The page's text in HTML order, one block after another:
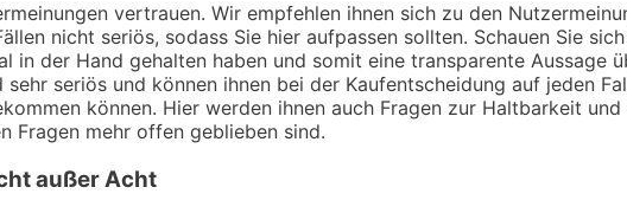
vertrauen. Wir empfehlen ihnen sich zu den
nicht seriös, sodass Sie hier aufpassen sollten. Schauen Sie
in der Hand gehalten haben und somit eine transparente Aussage
sehr seriös und können ihnen bei der Kaufentscheidung auf jeden
können. Hier werden ihnen auch Fragen zur Haltbarkeit
Fragen mehr offen geblieben sind.
außer Acht